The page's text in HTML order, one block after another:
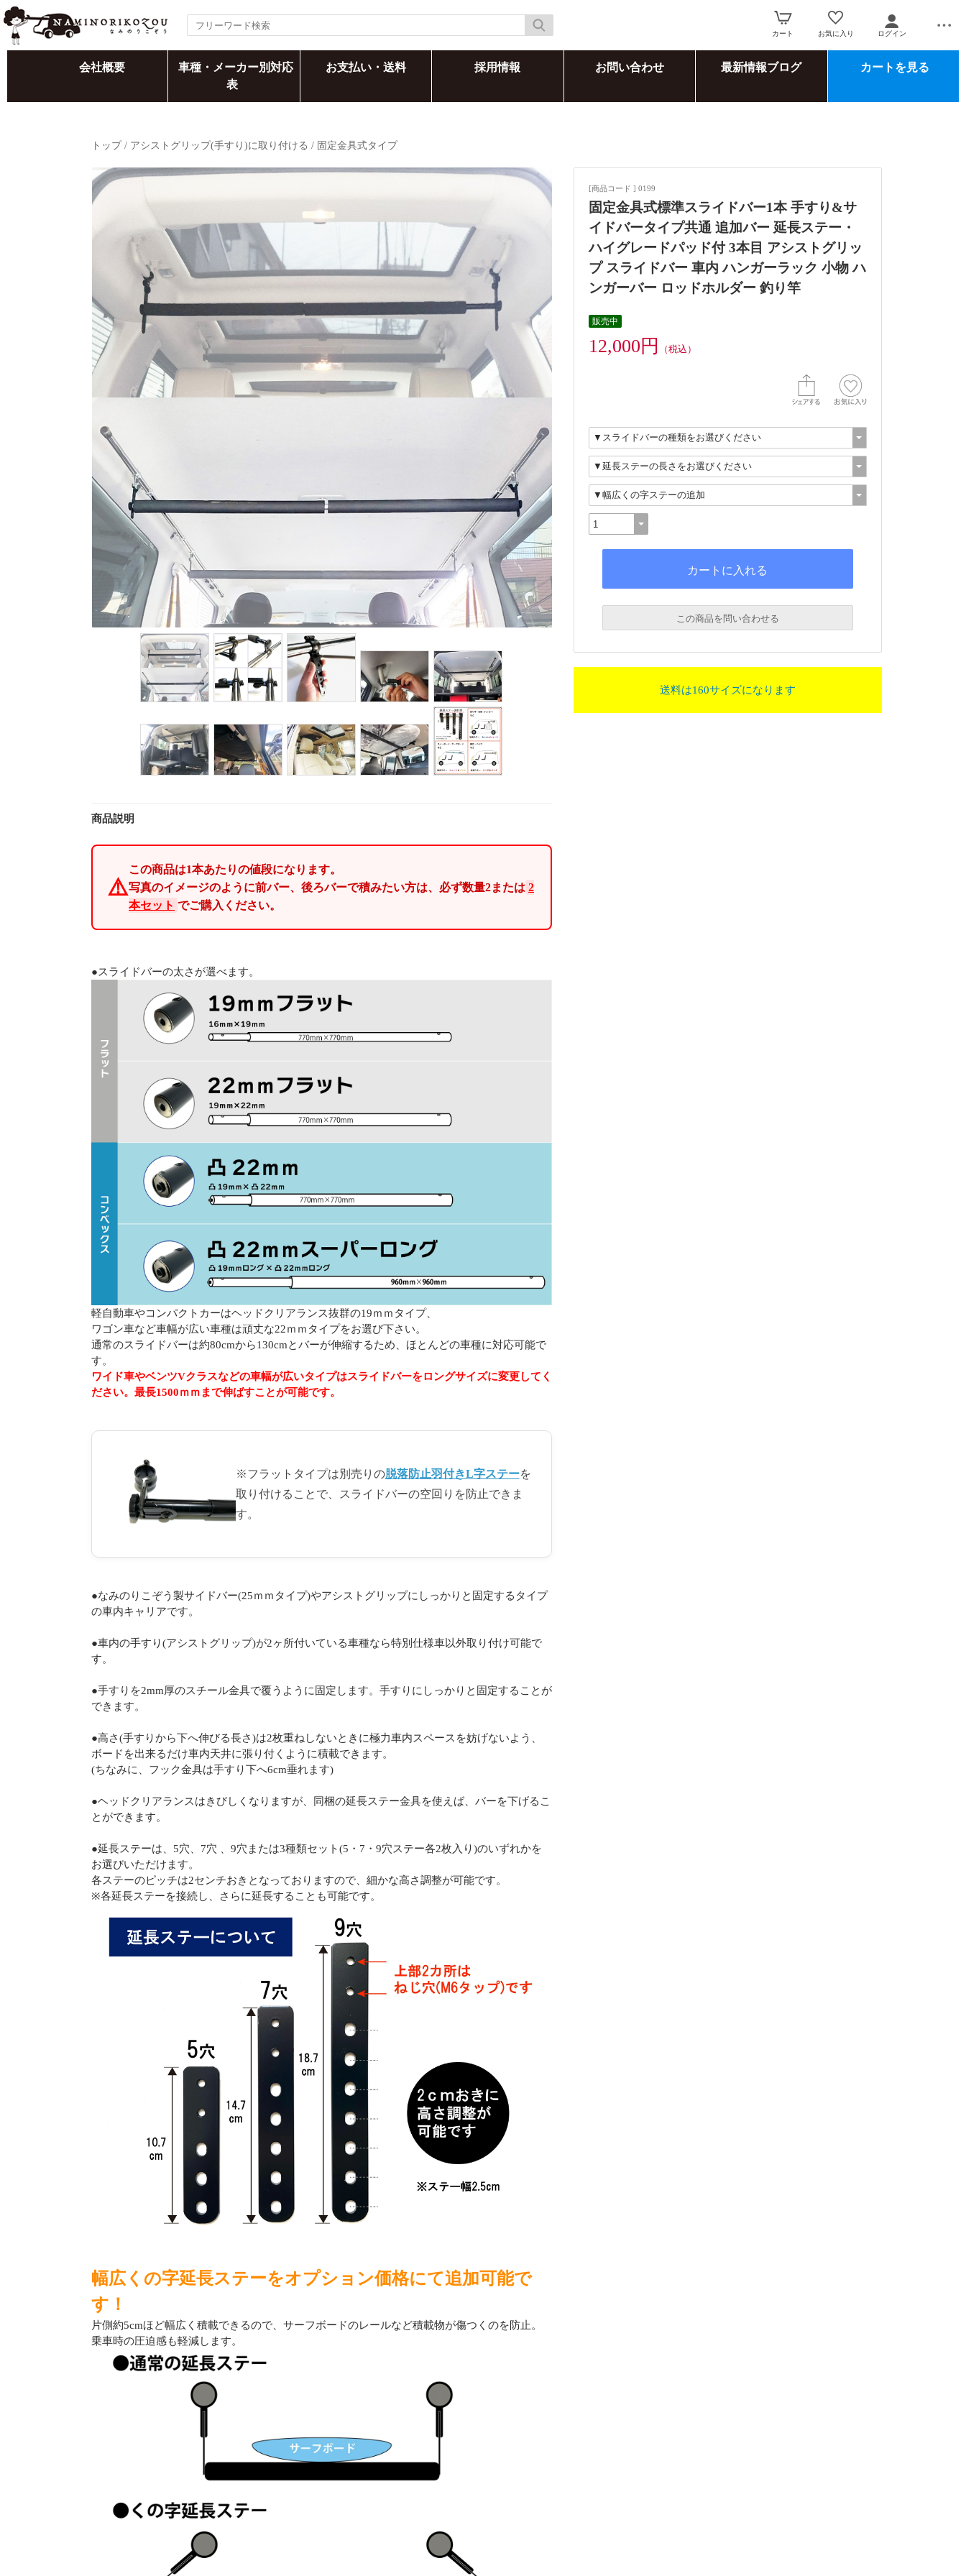
カート お気に入り ログイン
会社概要
車種・メーカー別対応
表
お支払い・送料 採用情報 お問い合わせ 最新情報ブログ カートを見る
トップ/ アシストグリップ(手すり)に取り付ける / 固定金具式タイプ
商品説明
⚠️
この商品は1本あたりの値段になります。
写真のイメージのように前バー、後ろバーで積みたい方は、必ず数量2または 2
本セット でご購入ください。
●スライドバーの太さが選べます。
軽自動車やコンパクトカーはヘッドクリアランス抜群の19ｍｍタイプ、
ワゴン車など車幅が広い車種は頑丈な22ｍｍタイプをお選び下さい。
通常のスライドバーは約80cmから130cmとバーが伸縮するため、ほとんどの車種に対応可能で
す。
ワイド車やベンツVクラスなどの車幅が広いタイプはスライドバーをロングサイズに変更してく
ださい。最長1500ｍｍまで伸ばすことが可能です。
※フラットタイプは別売りの脱落防止羽付きL字ステーを
取り付けることで、スライドバーの空回りを防止できま
す。
●なみのりこぞう製サイドバー(25ｍｍタイプ)やアシストグリップにしっかりと固定するタイプ
の車内キャリアです。
●車内の手すり(アシストグリップ)が2ヶ所付いている車種なら特別仕様車以外取り付け可能で
す。
●手すりを2mm厚のスチール金具で覆うように固定します。手すりにしっかりと固定することが
できます。
●高さ(手すりから下へ伸びる長さ)は2枚重ねしないときに極力車内スペースを妨げないよう、
ボードを出来るだけ車内天井に張り付くように積載できます。
(ちなみに、フック金具は手すり下へ6cm垂れます)
●ヘッドクリアランスはきびしくなりますが、同梱の延長ステー金具を使えば、バーを下げるこ
とができます。
●延長ステーは、5穴、7穴 、9穴または3種類セット(5・7・9穴ステー各2枚入り)のいずれかを
お選びいただけます。
各ステーのピッチは2センチおきとなっておりますので、細かな高さ調整が可能です。
※各延長ステーを接続し、さらに延長することも可能です。
幅広くの字延長ステーをオプション価格にて追加可能で
す！
片側約5cmほど幅広く積載できるので、サーフボードのレールなど積載物が傷つくのを防止。
乗車時の圧迫感も軽減します。
[商品コード ] 0199
固定金具式標準スライドバー1本 手すり&サ
イドバータイプ共通 追加バー 延長ステー・
ハイグレードパッド付 3本目 アシストグリッ
プ スライドバー 車内 ハンガーラック 小物 ハ
ンガーバー ロッドホルダー 釣り竿
販売中
12,000円 （税込）
この商品を問い合わせる
送料は160サイズになります